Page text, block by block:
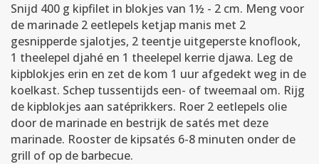
Snijd 400 g kipfilet in blokjes van 1½ - 2 cm. Meng voor
de marinade 2 eetlepels ketjap manis met 2
gesnipperde sjalotjes, 2 teentje uitgeperste knoflook,
1 theelepel djahé en 1 theelepel kerrie djawa. Leg de
kipblokjes erin en zet de kom 1 uur afgedekt weg in de
koelkast. Schep tussentijds een- of tweemaal om. Rijg
de kipblokjes aan satéprikkers. Roer 2 eetlepels olie
door de marinade en bestrijk de satés met deze
marinade. Rooster de kipsatés 6-8 minuten onder de
grill of op de barbecue.